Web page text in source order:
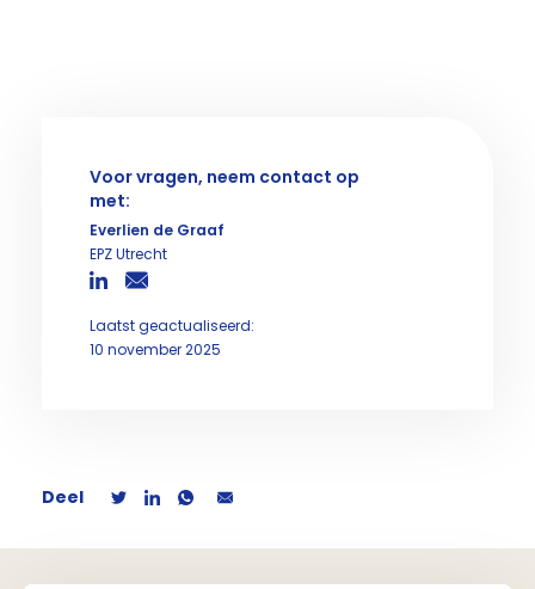
Voor vragen, neem contact op
met:
Everlien de Graaf
EPZ Utrecht
Laatst geactualiseerd:
10 november 2025
Deel